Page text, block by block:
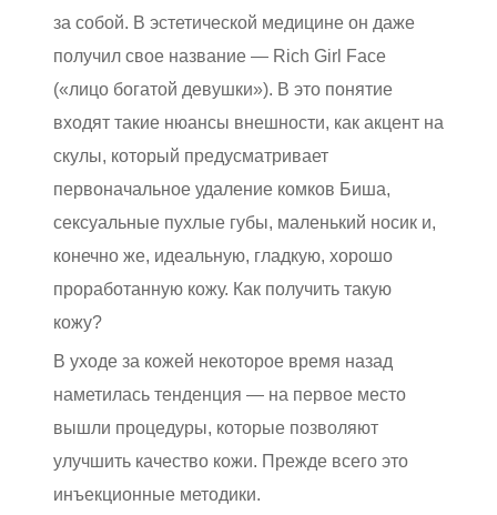
за собой. В эстетической медицине он даже
получил свое название — Rich Girl Face
(«лицо богатой девушки»). В это понятие
входят такие нюансы внешности, как акцент на
скулы, который предусматривает
первоначальное удаление комков Биша,
сексуальные пухлые губы, маленький носик и,
конечно же, идеальную, гладкую, хорошо
проработанную кожу. Как получить такую
кожу?
В уходе за кожей некоторое время назад
наметилась тенденция — на первое место
вышли процедуры, которые позволяют
улучшить качество кожи. Прежде всего это
инъекционные методики.